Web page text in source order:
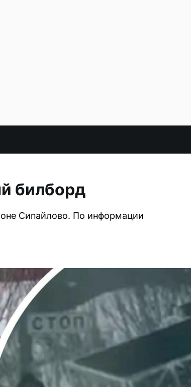
билборд
Сипайлово. По информации